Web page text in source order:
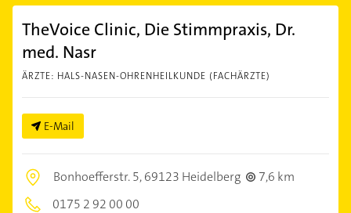
TheVoice Clinic, Die Stimmpraxis, Dr.
med. Nasr
ÄRZTE: HALS-NASEN-OHRENHEILKUNDE (FACHÄRZTE)
E-Mail
Bonhoefferstr. 5,69123 Heidelberg
7,6 km
0175 2 92 00 00